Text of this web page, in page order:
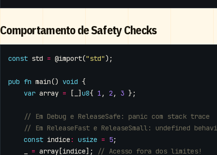
Comportamento de Safety Checks
const std = @import("std");
pub fn main() void {
var array = [ ] u8{ 1 , 2 , 3 };
const indice : usize = 5;
= array [indice];